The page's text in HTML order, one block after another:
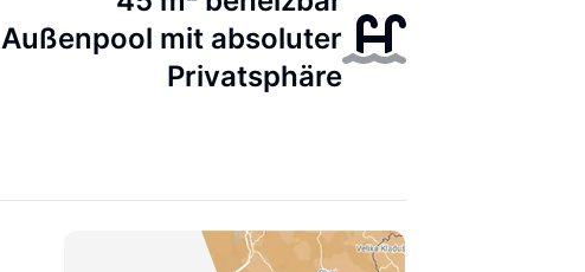
Außenpool mit absoluter
Privatsphäre